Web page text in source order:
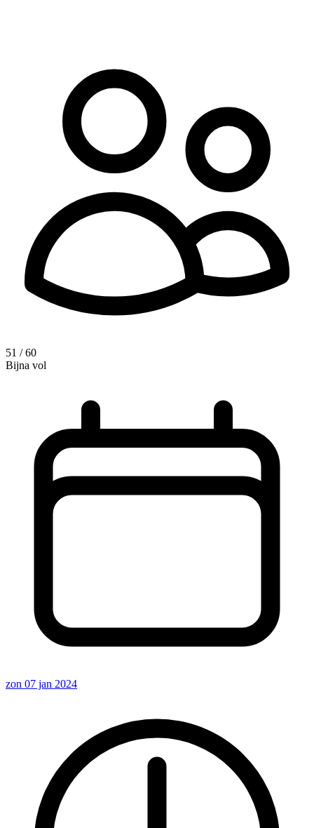
51 / 60
Bijna vol
zon 07 jan 2024